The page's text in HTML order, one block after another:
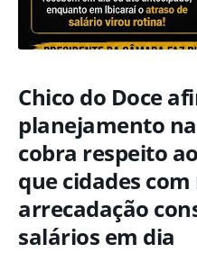
Chico do Doce
planejamento
cobra respeito
que cidades
arrecadação
salários em dia